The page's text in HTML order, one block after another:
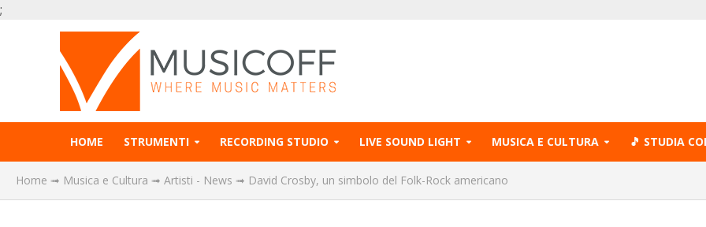
;
HOME STRUMENTI RECORDING STUDIO LIVE SOUND LIGHT MUSICA E CULTURA 🎵 STUDIA
Home ➟ Musica e Cultura ➟ Artisti - News ➟ David Crosby, un simbolo del Folk-Rock americano